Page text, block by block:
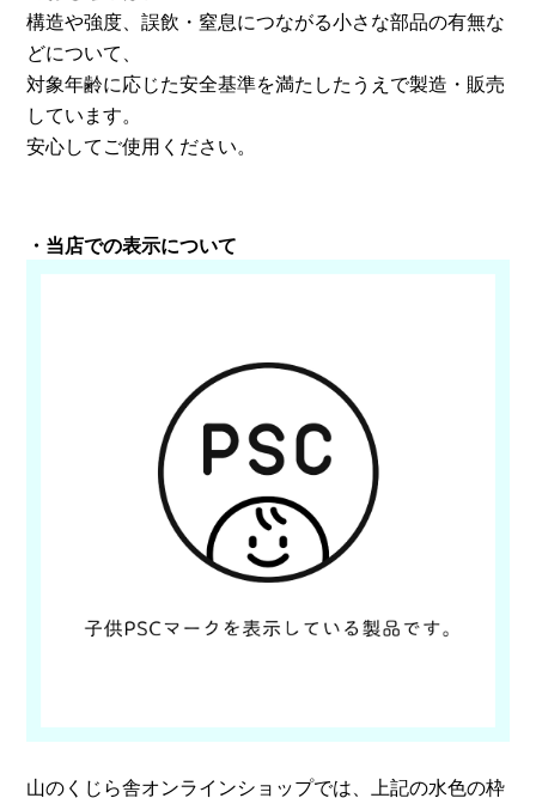
構造や強度、誤飲・窒息につながる小さな部品の有無な
どについて、
対象年齢に応じた安全基準を満たしたうえで製造・販売
しています。
安心してご使用ください。
・当店での表示について
山のくじら舎オンラインショップでは、上記の水色の枠